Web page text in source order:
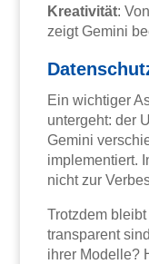
Kreativität:
zeigt Gemini
Ein wichtiger
untergeht: der
Gemini
implementiert.
nicht zur
Trotzdem
transparent
ihrer Modelle?